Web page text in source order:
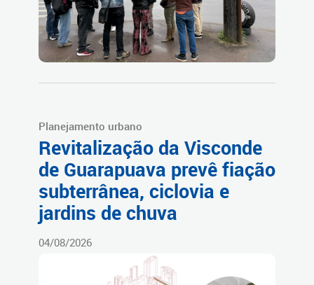
Planejamento urbano
Revitalização da Visconde
de Guarapuava prevê fiação
subterrânea, ciclovia e
jardins de chuva
04/08/2026